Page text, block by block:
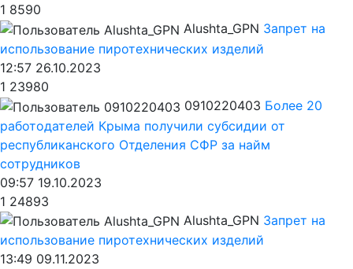
1 8590
Alushta_GPN Запрет на
использование пиротехнических изделий
12:57 26.10.2023
1 23980
0910220403 Более 20
работодателей Крыма получили субсидии от
республиканского Отделения СФР за найм
сотрудников
09:57 19.10.2023
1 24893
Alushta_GPN Запрет на
использование пиротехнических изделий
13:49 09.11.2023